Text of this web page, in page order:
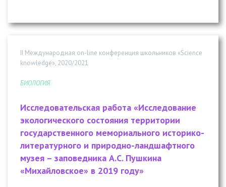
II Международная on-line конференция школьников «Science
knowledge», 2020/2021
БИОЛОГИЯ
Исследовательская работа «Исследование
экологического состояния территории
государственного мемориального историко-
литературного и природно-ландшафтного
музея – заповедника А.С. Пушкина
«Михайловское» в 2019 году»